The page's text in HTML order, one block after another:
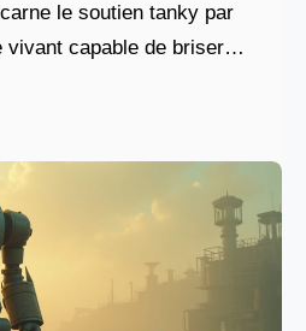
le soutien tanky par
vivant capable de briser